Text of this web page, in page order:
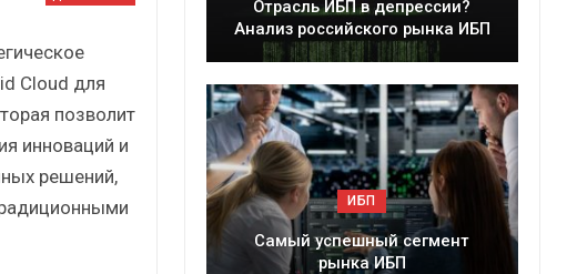
Cloud для
позволит
инноваций и
решений,
Бестселлеры
ИБП
в депрессии?
Отрасль ИБП в депрессии?
Анализ российского рынка ИБП
ИБП
Самый успешный сегмент
рынка ИБП